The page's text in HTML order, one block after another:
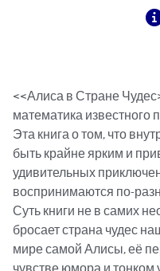
<<Алиса в Стране
математика
Эта книга о том, что
быть крайне ярким и
удивительных
воспринимаются по-
Суть книги не в самих
бросает страна чудес
мире самой Алисы, её